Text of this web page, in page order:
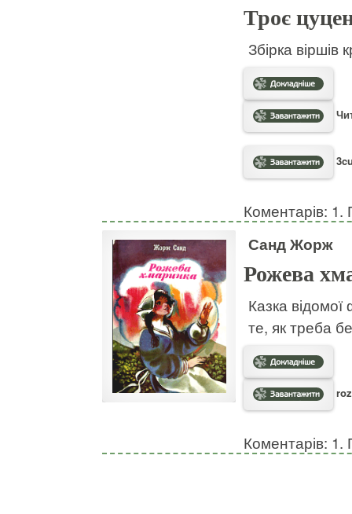
Троє
Збірка
Коментарів: 1.
Санд Жорж
Рожева
Казка
те, як треба
Коментарів: 1.